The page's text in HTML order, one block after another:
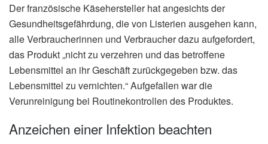
Der französische Käsehersteller hat angesichts der
Gesundheitsgefährdung, die von Listerien ausgehen kann,
alle Verbraucherinnen und Verbraucher dazu aufgefordert,
das Produkt „nicht zu verzehren und das betroffene
Lebensmittel an ihr Geschäft zurückgegeben bzw. das
Lebensmittel zu vernichten.“ Aufgefallen war die
Verunreinigung bei Routinekontrollen des Produktes.
Anzeichen einer Infektion beachten